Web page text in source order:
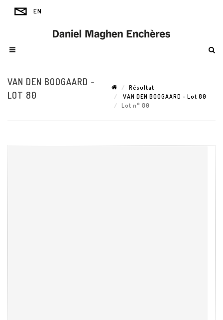
VAN DEN BOOGAARD -
LOT 80
Résultat
VAN DEN BOOGAARD - Lot 80
Lot n° 80